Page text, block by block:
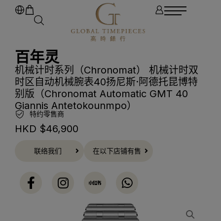
百年灵
机械计时系列（Chronomat） 机械计时双
时区自动机械腕表40扬尼斯·阿德托昆博特
别版（Chronomat Automatic GMT 40
Giannis Antetokounmpo）
特约零售商
HKD $46,900
联络我们 在以下店铺有售